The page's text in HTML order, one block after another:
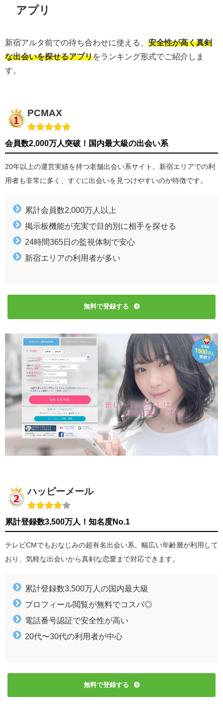
アプリ
新宿アルタ前での待ち合わせに使える、 安全性が高く真剣
な出会いを探せるアプリをランキング形式でご紹介しま
す。
PCMAX
会員数2,000万人突破！国内最大級の出会い系
20年以上の運営実績を持つ老舗出会い系サイト。新宿エリアでの利
用者も非常に多く、すぐに出会いを見つけやすいのが特徴です。
累計会員数2,000万人以上
掲示板機能が充実で目的別に相手を探せる
24時間365日の監視体制で安心
新宿エリアの利用者が多い
無料で登録する
ハッピーメール
累計登録数3,500万人！知名度No.1
テレビCMでもおなじみの超有名出会い系。幅広い年齢層が利用して
おり、気軽な出会いから真剣な恋愛まで対応できます。
累計登録数3,500万人の国内最大級
プロフィール閲覧が無料でコスパ◎
電話番号認証で安全性が高い
20代〜30代の利用者が中心
無料で登録する